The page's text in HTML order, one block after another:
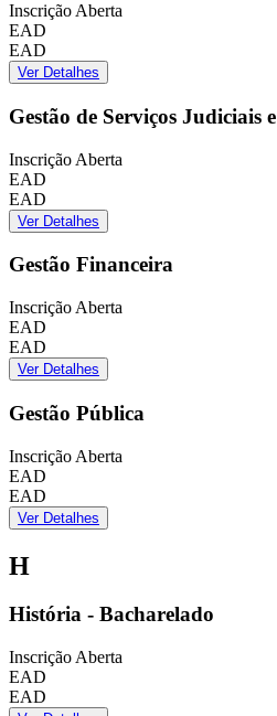
Inscrição Aberta
EAD
EAD
Ver Detalhes
Gestão de Serviços Judiciais
Inscrição Aberta
EAD
EAD
Ver Detalhes
Gestão Financeira
Inscrição Aberta
EAD
EAD
Ver Detalhes
Gestão Pública
Inscrição Aberta
EAD
EAD
Ver Detalhes
H
História - Bacharelado
Inscrição Aberta
EAD
EAD